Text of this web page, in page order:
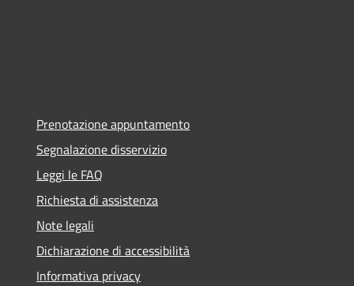
Prenotazione appuntamento
Segnalazione disservizio
Leggi le FAQ
Richiesta di assistenza
Note legali
Dichiarazione di accessibilità
Informativa privacy